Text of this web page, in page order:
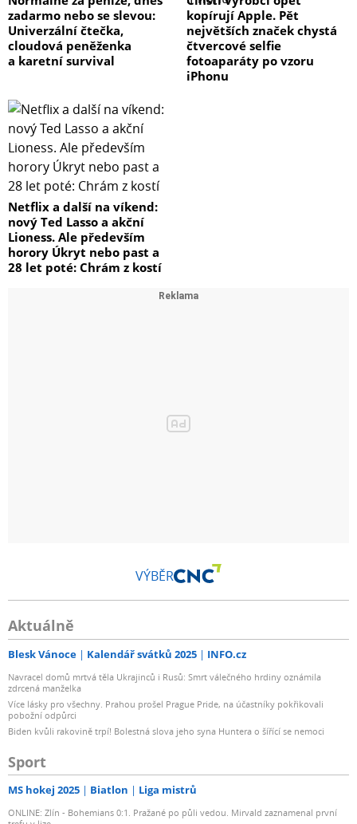
zadarmo nebo se slevou:
Univerzální čtečka,
cloudová peněženka
a karetní survival
kopírují Apple. Pět
největších značek chystá
čtvercové selfie
fotoaparáty po vzoru
iPhonu
Netflix a další na víkend:
nový Ted Lasso a akční
Lioness. Ale především
horory Úkryt nebo past a
28 let poté: Chrám z kostí
VÝBĚR
Aktuálně
Blesk Vánoce Kalendář svátků 2025 INFO.cz
Navracel domů mrtvá těla Ukrajinců i Rusů: Smrt válečného hrdiny oznámila
zdrcená manželka
Více lásky pro všechny. Prahou prošel Prague Pride, na účastníky pokřikovali
pobožní odpůrci
Biden kvůli rakovině trpí! Bolestná slova jeho syna Huntera o šířící se nemoci
Sport
MS hokej 2025 Biatlon Liga mistrů
ONLINE: Zlín - Bohemians 0:1. Pražané po půli vedou. Mirvald zaznamenal první